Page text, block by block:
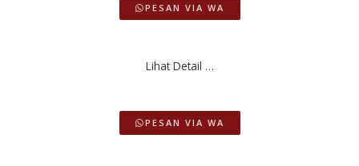
PESAN VIA WA
Lihat Detail …
PESAN VIA WA